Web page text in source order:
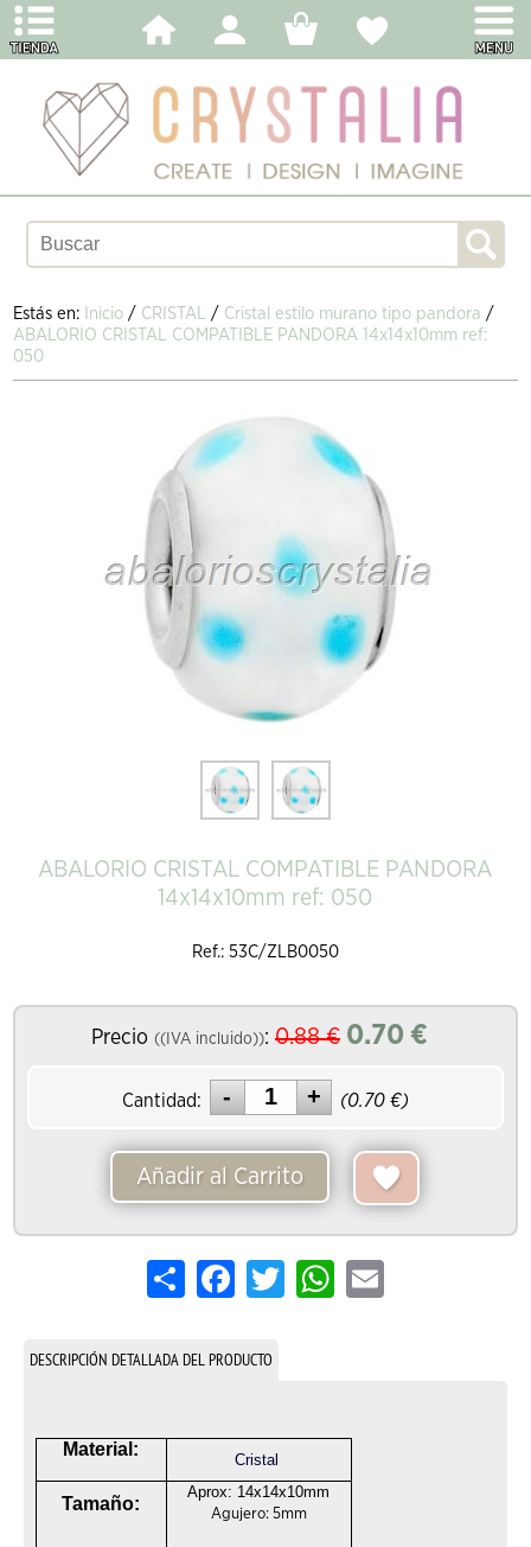
Estás en: Inicio / CRISTAL / Cristal estilo murano tipo pandora /
ABALORIO CRISTAL COMPATIBLE PANDORA 14x14x10mm ref:
050
ABALORIO CRISTAL COMPATIBLE PANDORA
14x14x10mm ref: 050
Ref.: 53C/ZLB0050
Precio ((IVA incluido)): 0.88€ 0.70 €
Cantidad: (0.70€)
Añadir al Carrito
Share FacebookTwitterWhatsApp
Email
DESCRIPCIÓN DETALLADA DEL PRODUCTO
Material:
Cristal
Tamaño:
Aprox: 14x14x10mm
Agujero: 5mm